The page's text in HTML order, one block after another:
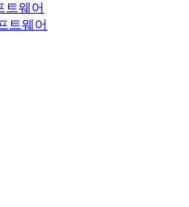
트웨어
트웨어